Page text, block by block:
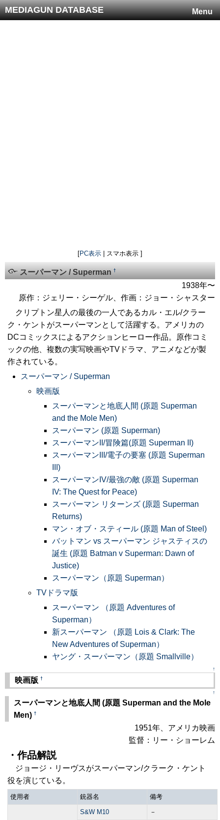
Menu
MEDIAGUN DATABASE
[PC表示 | スマホ表示 ]
スーパーマン / Superman†
1938年〜
原作：ジェリー・シーゲル、作画：ジョー・シャスター
クリプトン星人の最後の一人であるカル・エル/クラー
ク・ケントがスーパーマンとして活躍する。アメリカの
DCコミックスによるアクションヒーロー作品。原作コミ
ックの他、複数の実写映画やTVドラマ、アニメなどが製
作されている。
スーパーマン / Superman
映画版
スーパーマンと地底人間 (原題 Superman
and the Mole Men)
スーパーマン (原題 Superman)
スーパーマンII/冒険篇(原題 Superman II)
スーパーマンIII/電子の要塞 (原題 Superman
III)
スーパーマンIV/最強の敵 (原題 Superman
IV: The Quest for Peace)
スーパーマン リターンズ (原題 Superman
Returns)
マン・オブ・スティール (原題 Man of Steel)
バットマン vs スーパーマン ジャスティスの
誕生 (原題 Batman v Superman: Dawn of
Justice)
スーパーマン（原題 Superman）
TVドラマ版
スーパーマン （原題 Adventures of
Superman）
新スーパーマン （原題 Lois & Clark: The
New Adventures of Superman）
ヤング・スーパーマン（原題 Smallville）
↑
映画版 †
↑
スーパーマンと地底人間 (原題 Superman and the Mole
Men) †
1951年、アメリカ映画
監督：リー・ショーレム
・作品解説
ジョージ・リーヴスがスーパーマン/クラーク・ケント
役を演じている。
使用者 銃器名 備考
S&W M10 －